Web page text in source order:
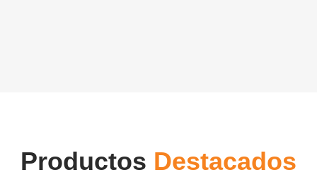
Productos Destacados